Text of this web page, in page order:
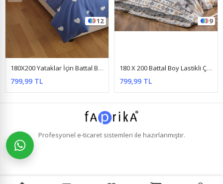
9
799,99 TL 799,99 TL
Profesyonel e-ticaretsistemleri ile hazırlanmıştır.